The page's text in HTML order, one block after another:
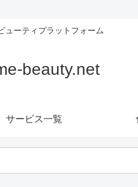
ューティプラットフォーム
beauty.net
サービス一覧